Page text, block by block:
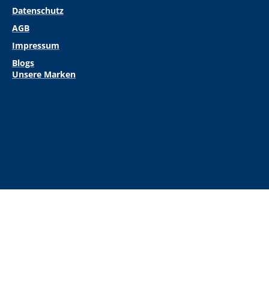
Datenschutz
AGB
Impressum
Blogs
Unsere Marken